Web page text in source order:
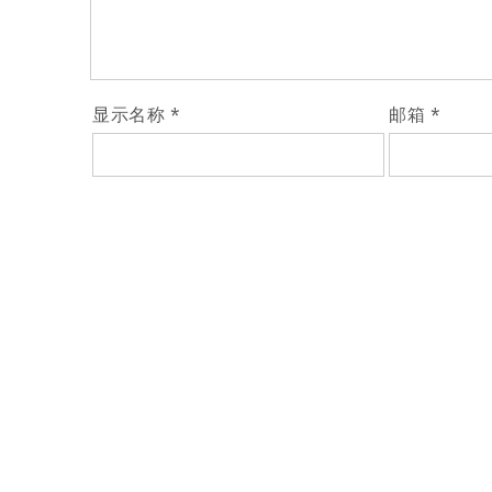
显示名称 * 邮箱 *